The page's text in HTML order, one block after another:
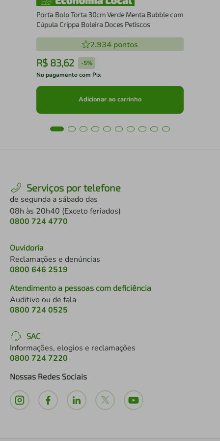
Porta Bolo Torta 30cm Verde Menta Bubble com
Cúpula Crippa Boleira Doces Petiscos
2.934 pontos
R$ 83,62 -5%
No pagamento com Pix
Adicionar ao carrinho
Serviços por telefone
de segunda a sábado das
08h às 20h40 (Exceto feriados)
0800 724 4770
Ouvidoria
Reclamações e denúncias
0800 646 2519
Atendimento a pessoas com deficiência
Auditivo ou de fala
0800 724 0525
SAC
Informações, elogios e reclamações
0800 724 7220
Nossas Redes Sociais